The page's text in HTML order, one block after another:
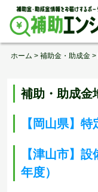
Skip
content
ホーム > 補助金・助成金 >
補助・助成金
【岡山県】
【津山市】
年度）